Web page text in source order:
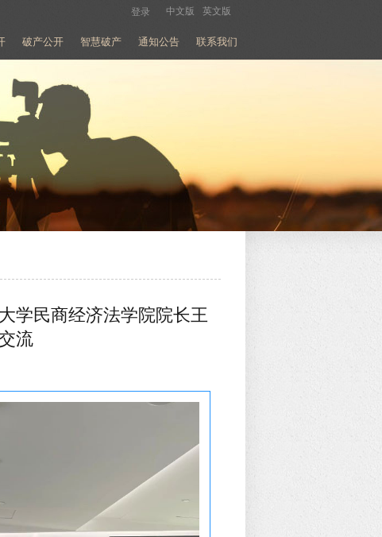
中文版 英文版
登录
破产公开 智慧破产 通知公告 联系我们
学民商经济法学院院长王
流